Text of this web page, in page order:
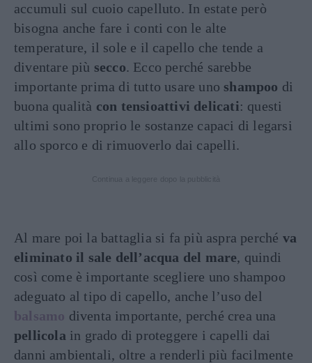
accumuli sul cuoio capelluto. In estate però
bisogna anche fare i conti con le alte
temperature, il sole e il capello che tende a
diventare più secco. Ecco perché sarebbe
importante prima di tutto usare uno shampoo di
buona qualità con tensioattivi delicati: questi
ultimi sono proprio le sostanze capaci di legarsi
allo sporco e di rimuoverlo dai capelli.
Al mare poi la battaglia si fa più aspra perché va
eliminato il sale dell’acqua del mare, quindi
così come è importante scegliere uno shampoo
adeguato al tipo di capello, anche l’uso del
balsamo diventa importante, perché crea una
pellicola in grado di proteggere i capelli dai
danni ambientali, oltre a renderli più facilmente